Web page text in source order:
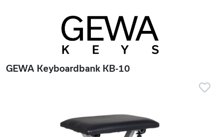
GEWA Keyboardbank KB-10